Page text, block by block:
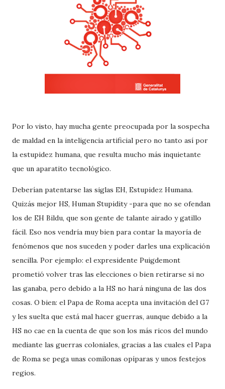
Por lo visto, hay mucha gente preocupada por la sospecha
de maldad en la inteligencia artificial pero no tanto así por
la estupidez humana, que resulta mucho más inquietante
que un aparatito tecnológico.
Deberían patentarse las siglas EH, Estupidez Humana.
Quizás mejor HS, Human Stupidity -para que no se ofendan
los de EH Bildu, que son gente de talante airado y gatillo
fácil. Eso nos vendría muy bien para contar la mayoría de
fenómenos que nos suceden y poder darles una explicación
sencilla. Por ejemplo: el expresidente Puigdemont
prometió volver tras las elecciones o bien retirarse si no
las ganaba, pero debido a la HS no hará ninguna de las dos
cosas. O bien: el Papa de Roma acepta una invitación del G7
y les suelta que está mal hacer guerras, aunque debido a la
HS no cae en la cuenta de que son los más ricos del mundo
mediante las guerras coloniales, gracias a las cuales el Papa
de Roma se pega unas comilonas opíparas y unos festejos
regios.